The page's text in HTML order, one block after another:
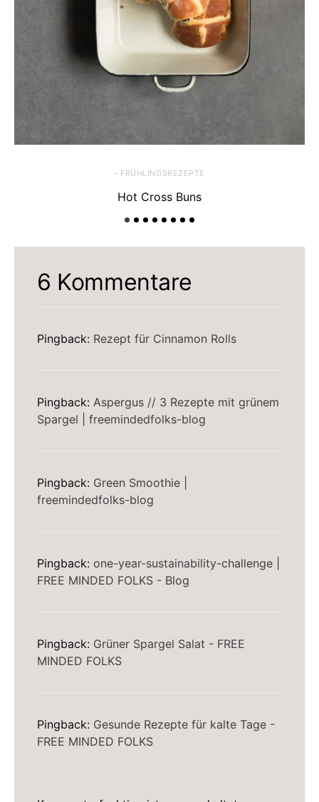
- FRÜHLINGSREZEPTE
Hot Cross Buns
6 Kommentare
Pingback: Rezept für Cinnamon Rolls
Pingback: Aspergus // 3 Rezepte mit grünem
Spargel | freemindedfolks-blog
Pingback: Green Smoothie |
freemindedfolks-blog
Pingback: one-year-sustainability-challenge |
FREE MINDED FOLKS - Blog
Pingback: Grüner Spargel Salat - FREE
MINDED FOLKS
Pingback: Gesunde Rezepte für kalte Tage -
FREE MINDED FOLKS